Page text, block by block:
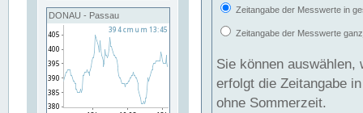
DONAU - Passau
Zeitangabe der Messwerte in
Zeitangabe der Messwerte
Sie können auswählen,
erfolgt die Zeitangabe
ohne Sommerzeit.